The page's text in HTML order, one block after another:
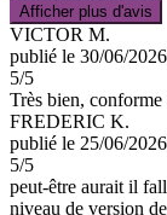
Afficher plus d'avis
VICTOR M.
publié le 30/06/2026
5/5
Très bien, conforme
FREDERIC K.
publié le 25/06/2026
5/5
peut-être aurait il
niveau de version